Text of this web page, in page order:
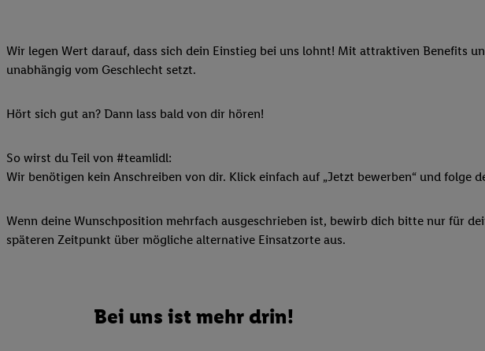
Wir legen Wert darauf, dass sich dein Einstieg bei uns lohnt! Mit attraktiven Benefits
unabhängig vom Geschlecht setzt.
Hört sich gut an? Dann lass bald von dir hören!
So wirst du Teil von #teamlidl:
Wir benötigen kein Anschreiben von dir. Klick einfach auf „Jetzt bewerben“ und folge
Wenn deine Wunschposition mehrfach ausgeschrieben ist, bewirb dich bitte nur für
späteren Zeitpunkt über mögliche alternative Einsatzorte aus.
Bei uns ist mehr drin!
Zudem erlauben Sie uns, der Utiq SA/NV
Adresse und einer Kundenkonto-Referenz, wie
können Ihre Einwilligung speziell zur Nutzung
(„consenthub“)oder über „Anpassen“/
Marketing“ am unteren Ende dieser
sämtlicher genannten Partner zu. Weitere